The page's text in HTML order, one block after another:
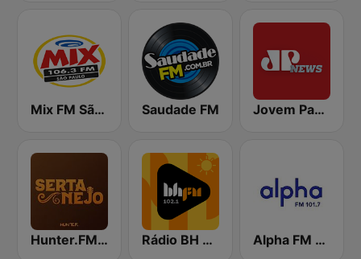
Mix FM São Paulo Saudade FM Jovem Pan News
Hunter.FM - Sertanejo Rádio BH FM Alpha FM 101.7